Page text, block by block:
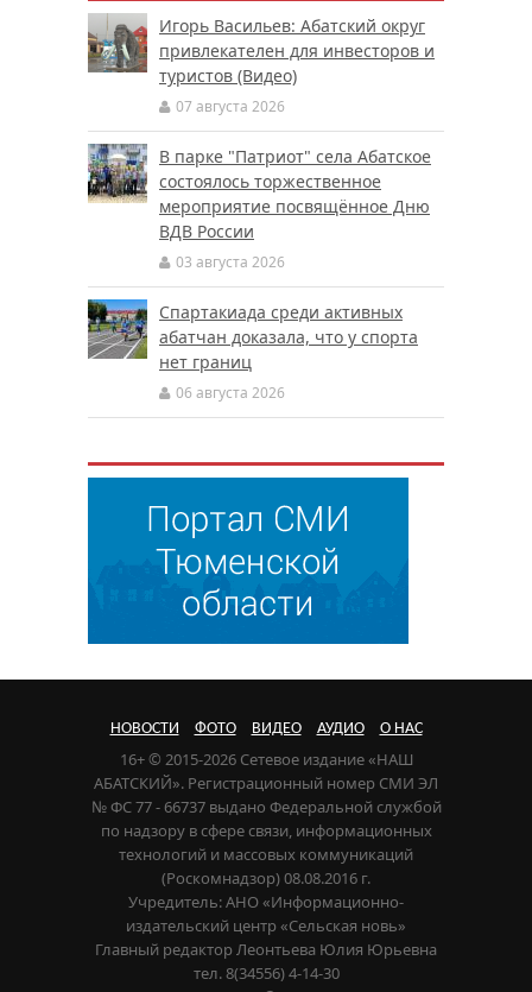
Игорь Васильев: Абатский округ
привлекателен для инвесторов и
туристов (Видео)
07 августа 2026
В парке "Патриот" села Абатское
состоялось торжественное
мероприятие посвящённое Дню
ВДВ России
03 августа 2026
Спартакиада среди активных
абатчан доказала, что у спорта
нет границ
06 августа 2026
НОВОСТИ ФОТО ВИДЕО АУДИО О НАС
16+ © 2015-2026 Сетевое издание «НАШ
АБАТСКИЙ». Регистрационный номер СМИ ЭЛ
№ ФС 77 - 66737 выдано Федеральной службой
по надзору в сфере связи, информационных
технологий и массовых коммуникаций
(Роскомнадзор) 08.08.2016 г.
Учредитель: АНО «Информационно-
издательский центр «Сельская новь»
Главный редактор Леонтьева Юлия Юрьевна
тел. 8(34556) 4-14-30